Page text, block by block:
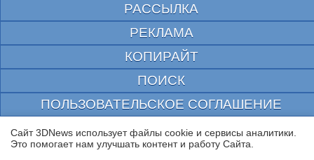
РАССЫЛКА
РЕКЛАМА
КОПИРАЙТ
ПОИСК
ПОЛЬЗОВАТЕЛЬСКОЕ СОГЛАШЕНИЕ
ЗАЩИЩЕНО CURATOR
© 1997—2026 Электронное периодическое издание "3ДНьюс" | Свидетельство о
Сайт 3DNews использует файлы cookie и сервисы аналитики.
Это помогает нам улучшать контент и работу Cайта.